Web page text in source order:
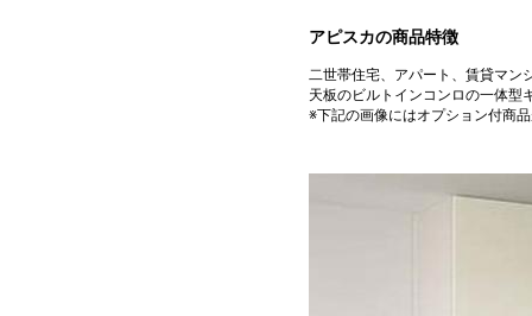
アピスカの商品特徴
二世帯住宅、アパート、賃貸マン
天板のビルトインコンロの一体型
※下記の画像にはオプション付商